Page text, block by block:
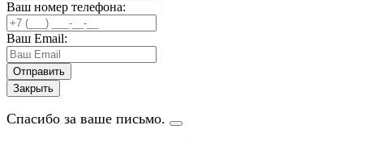
Ваш номер телефона:
Ваш Email:
Закрыть
Спасибо за ваше письмо.